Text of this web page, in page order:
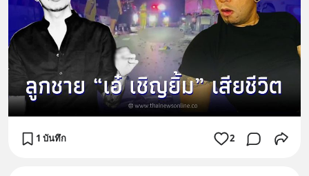
1 บันทึก 2